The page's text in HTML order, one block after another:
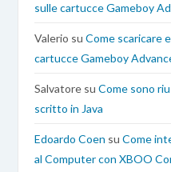
sulle cartucce Gameboy
Valerio suCome scaricare
cartucce Gameboy
Salvatore suCome sono
scritto in Java
Edoardo Coen suCome
al Computer con XBOO